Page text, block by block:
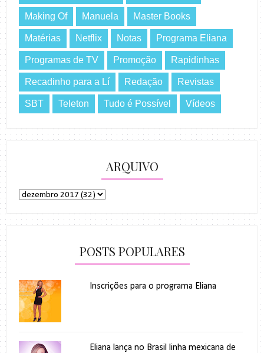
Making Of Manuela Master Books
Matérias Netflix Notas Programa Eliana
Programas de TV Promoção Rapidinhas
Recadinho para a Lí Redação Revistas
SBT Teleton Tudo é Possível Vídeos
ARQUIVO
POSTS POPULARES
Inscrições para o programa Eliana
Eliana lança no Brasil linha mexicana de